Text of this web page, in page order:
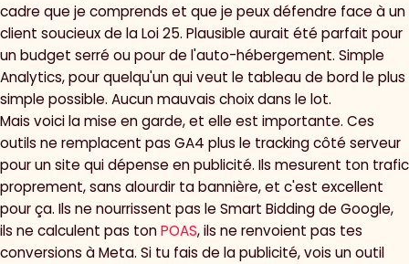
cadre que je comprends et que je peux défendre face à un
client soucieux de la Loi 25. Plausible aurait été parfait pour
un budget serré ou pour de l'auto-hébergement. Simple
Analytics, pour quelqu'un qui veut le tableau de bord le plus
simple possible. Aucun mauvais choix dans le lot.
Mais voici la mise en garde, et elle est importante. Ces
outils ne remplacent pas GA4 plus le tracking côté serveur
pour un site qui dépense en publicité. Ils mesurent ton trafic
proprement, sans alourdir ta bannière, et c'est excellent
pour ça. Ils ne nourrissent pas le Smart Bidding de Google,
ils ne calculent pas tonPOAS, ils ne renvoient pas tes
conversions à Meta. Si tu fais de la publicité, vois un outil